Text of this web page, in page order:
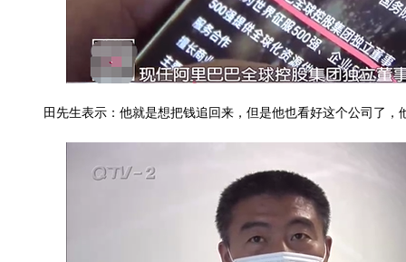
田先生表示：他就是想把钱追回来，但是他也看好这个公司了，